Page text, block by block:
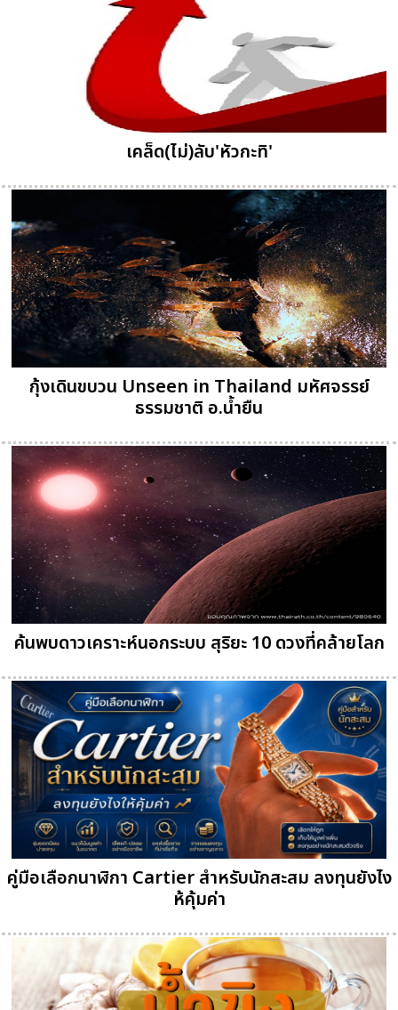
เคล็ด(ไม่)ลับ'หัวกะทิ'
กุ้งเดินขบวน Unseen in Thailand มหัศจรรย์
ธรรมชาติ อ.น้ำยืน
ค้นพบดาวเคราะห์นอกระบบ สุริยะ 10 ดวงที่คล้ายโลก
คู่มือเลือกนาฬิกา Cartier สำหรับนักสะสม ลงทุนยังไง
ห้คุ้มค่า